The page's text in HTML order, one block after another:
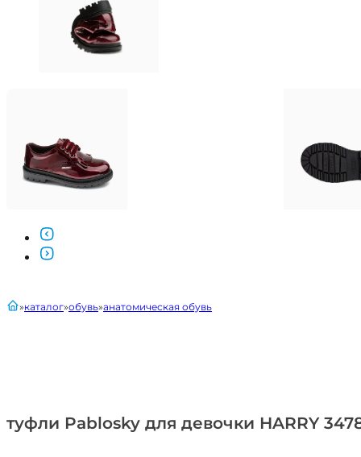
туфли Pablosky для девочки HARRY
главнаякаталог обувь анатомическая обувь